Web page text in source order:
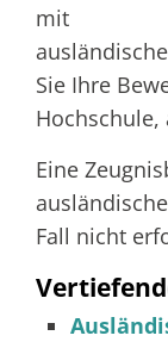
mit
Sie Ihre
Eine
Fall nicht